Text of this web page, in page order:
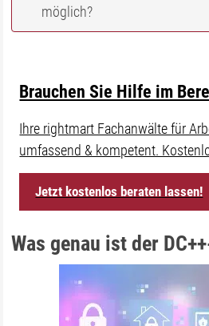
möglich?
Brauchen Sie Hilfe im
Ihre rightmart Fachanwälte für
umfassend & kompetent.
Jetzt kostenlos beraten lassen!
Was genau ist der